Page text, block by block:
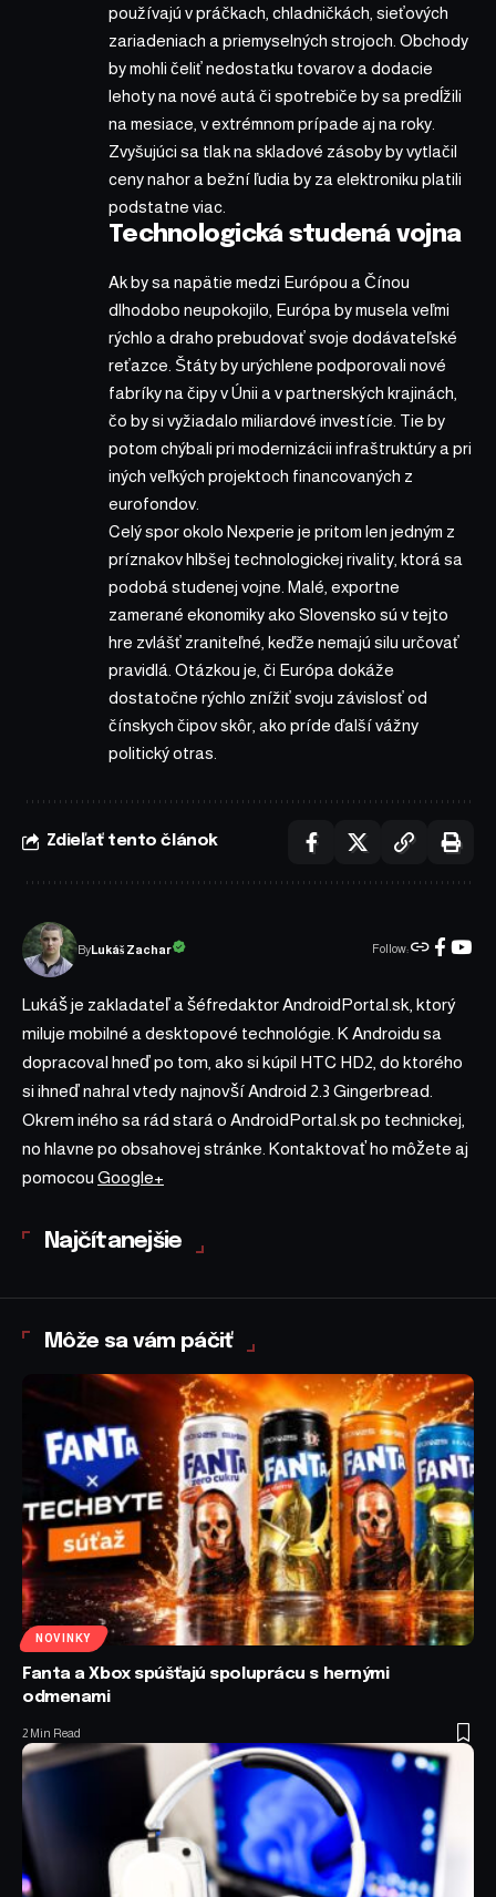
používajú v práčkach, chladničkách, sieťových
zariadeniach a priemyselných strojoch. Obchody
by mohli čeliť nedostatku tovarov a dodacie
lehoty na nové autá či spotrebiče by sa predĺžili
na mesiace, v extrémnom prípade aj na roky.
Zvyšujúci sa tlak na skladové zásoby by vytlačil
ceny nahor a bežní ľudia by za elektroniku platili
podstatne viac.
Technologická studená vojna
Ak by sa napätie medzi Európou a Čínou
dlhodobo neupokojilo, Európa by musela veľmi
rýchlo a draho prebudovať svoje dodávateľské
reťazce. Štáty by urýchlene podporovali nové
fabríky na čipy v Únii a v partnerských krajinách,
čo by si vyžiadalo miliardové investície. Tie by
potom chýbali pri modernizácii infraštruktúry a pri
iných veľkých projektoch financovaných z
eurofondov.
Celý spor okolo Nexperie je pritom len jedným z
príznakov hlbšej technologickej rivality, ktorá sa
podobá studenej vojne. Malé, exportne
zamerané ekonomiky ako Slovensko sú v tejto
hre zvlášť zraniteľné, keďže nemajú silu určovať
pravidlá. Otázkou je, či Európa dokáže
dostatočne rýchlo znížiť svoju závislosť od
čínskych čipov skôr, ako príde ďalší vážny
politický otras.
Zdieľať tento článok
ByLukáš Zachar Follow:
Lukáš je zakladateľ a šéfredaktor AndroidPortal.sk, ktorý
miluje mobilné a desktopové technológie. K Androidu sa
dopracoval hneď po tom, ako si kúpil HTC HD2, do ktorého
si ihneď nahral vtedy najnovší Android 2.3 Gingerbread.
Okrem iného sa rád stará o AndroidPortal.sk po technickej,
no hlavne po obsahovej stránke. Kontaktovať ho môžete aj
pomocou Google+
Najčítanejšie
Môže sa vám páčiť
NOVINKY
Fanta a Xbox spúšťajú spoluprácu s hernými
odmenami
2 Min Read